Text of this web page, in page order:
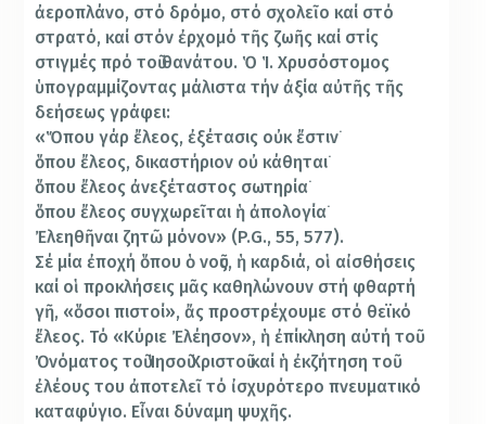
ἀεροπλάνο, στό δρόμο, στό σχολεῖο καί στό
στρατό, καί στόν ἐρχομό τῆς ζωῆς καί στίς
στιγμές πρό τοῦ θανάτου. Ὁ Ἱ. Χρυσόστομος
ὑπογραμμίζοντας μάλιστα τήν ἀξία αὐτῆς τῆς
δεήσεως γράφει:
«Ὅπου γάρ ἔλεος, ἐξέτασις οὐκ ἔστιν˙
ὅπου ἔλεος, δικαστήριον οὐ κάθηται˙
ὅπου ἔλεος ἀνεξέταστος σωτηρία˙
ὅπου ἔλεος συγχωρεῖται ἡ ἀπολογία˙
Ἐλεηθῆναι ζητῶ μόνον» (P.G., 55, 577).
Σέ μία ἐποχή ὅπου ὁ νοῦς, ἡ καρδιά, οἱ αἰσθήσεις
καί οἱ προκλήσεις μᾶς καθηλώνουν στή φθαρτή
γῆ, «ὅσοι πιστοί», ἄς προστρέχουμε στό θεϊκό
ἔλεος. Τό «Κύριε Ἐλέησον», ἡ ἐπίκληση αὐτή τοῦ
Ὀνόματος τοῦ Ἰησοῦ Χριστοῦ καί ἡ ἐκζήτηση τοῦ
ἐλέους του ἀποτελεῖ τό ἰσχυρότερο πνευματικό
καταφύγιο. Εἶναι δύναμη ψυχῆς.